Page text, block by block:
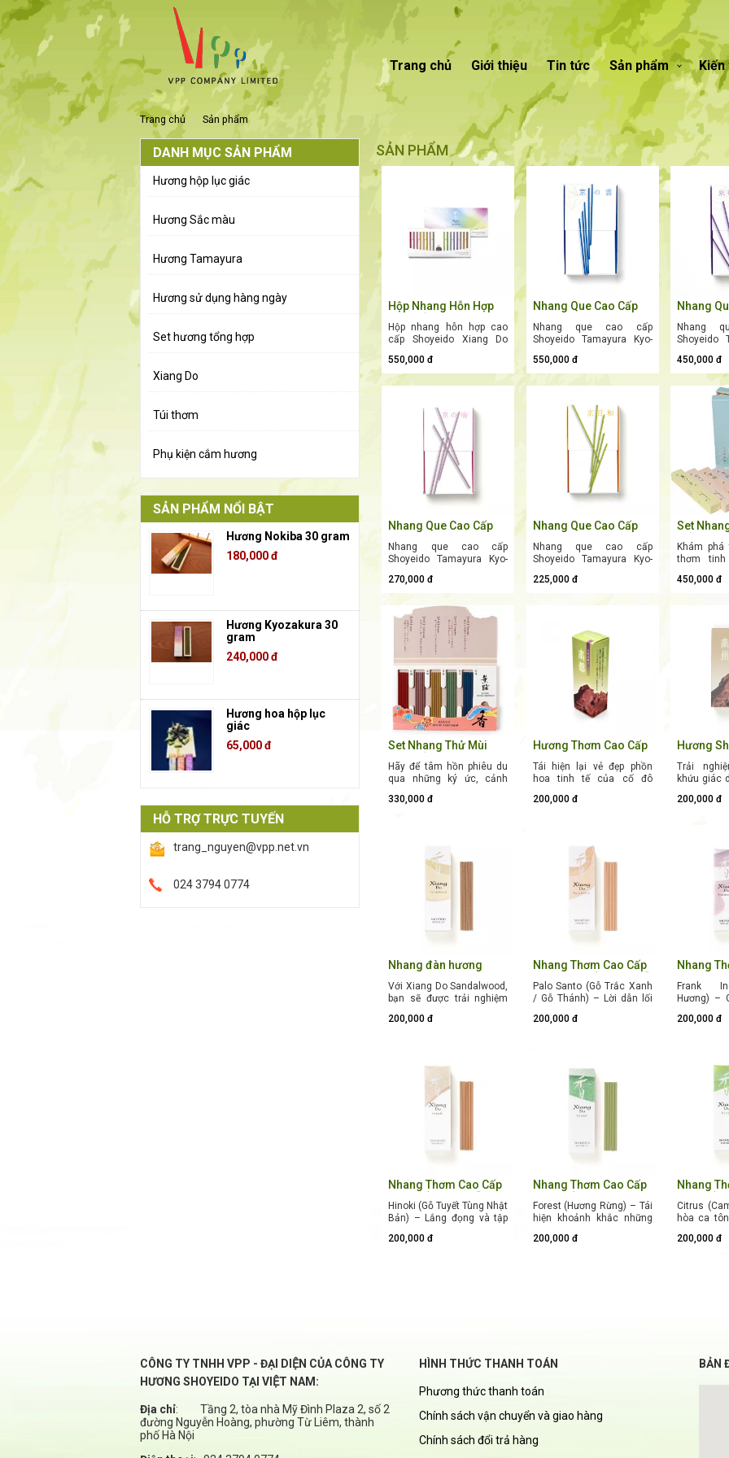
Trang chủ Giới thiệu Tin tức Sản phẩm Kiến
trang chủ sản phẩm
DANH MỤC SẢN PHẨM
Hương hộp lục giác
Hương Sắc màu
Hương Tamayura
Hương sử dụng hàng ngày
Set hương tổng hợp
Xiang Do
Túi thơm
Phụ kiện cắm hương
SẢN PHẨM NỔI BẬT
Hương Nokiba 30 gram
180,000 đ
Hương Kyozakura 30
gram
240,000 đ
Hương hoa hộp lục
giác
65,000 đ
HỖ TRỢ TRỰC TUYẾN
trang_nguyen@vpp.net.vn
024 3794 0774
SẢN PHẨM
Hộp Nhang Hỗn Hợp
Xiang Do Assortment
(32 Que) – Trải
Nghiệm 16 Mùi Hương
Thuần Khiết Từ Cố Đô
Kyoto
Hộp nhang hỗn hợp cao
cấp Shoyeido Xiang Do
sưu tập mùi hương độc
đáo mang tính đột phá
của thương hiệu Shoyeido
sản xuất hương trầm tự
nhiên lâu đời và uy tín
nhất Nhật Bản từ năm
1705. Được chế tác bằng
công nghệ "ép khuôn nén
độc quyền" (compression
molding), sản phẩm mang
lại bộ sưu tập hương thơm
thanh sạch, giúp thay đổi
không khí và đánh thức
mọi giác quan.
550,000 đ
Nhang Que Cao Cấp
Kyo-no-kumo (京の雲)
– Hương Trầm Chìm
Cố Đô Tĩnh Lặng, Sâu
Thẳm
Nhang que cao cấp
Shoyeido Tamayura Kyo-
bản cao cấp mang sắc
xanh dương thuộc dòng
sản phẩm nhang ít khói
hiệu Shoyeido nổi tiếng từ
Kyoto, Nhật Bản. Với nốt
hương chủ đạo từ trầm
chìm (Trầm
hương/Agarwood), sản
phẩm mô phỏng những
bóng mây lơ lửng, thanh
bình trên bầu trời cao của
gian thiền định tĩnh lặng
và sâu lắng nhất
550,000 đ
Nhang
Kyo-
さき) –
Mộc Tím
Phái, Thư
Nhang
Shoyeido
phiên bản
quý phái
phẩm
Smoke)
Kyoto,
kết hợp
nốt hương
mộc, sản
cảm giác
trọng và
cho tâm
450,000 đ
Nhang Que Cao Cấp
Kyo-no-ume (京の梅)
– Hương Hoa Mai Cố
Đô Ngọt Ngào, Thanh
Lịch
Nhang que cao cấp
Shoyeido Tamayura Kyo-
bản mang sắc hồng dịu
dàng thuộc dòng sản
phẩm nhang ít khói (Less
Smoke) của thương hiệu
Shoyeido lừng danh từ
Kyoto, Nhật Bản. Với
hương thơm ngọt ngào
phảng phất nét hoài cổ,
sản phẩm là lựa chọn
hoàn hảo để thanh lọc
không khí và mang lại
cảm giác thư thái tuyệt đối
cho không gian sống hiện
đại.
270,000 đ
Nhang Que Cao Cấp
Kyo-biyori (京日和) –
Hương Thơm Tươi Mát
Từ Cố Đô Kyoto
Nhang que cao cấp
Shoyeido Tamayura Kyo-
phẩm nhang đốt phòng (ít
khói) cao cấp đến từ
thương hiệu Shoyeido —
lâu đời với hơn 300 năm
lịch sử tại Kyoto, Nhật
Bản. Với thiết kế hộp giấy
tinh tế, mang tính thẩm
mỹ cao cùng hương thơm
thanh sạch, sản phẩm
mang lại không gian thư
giãn, an yên cho ngôi nhà
225,000 đ
Set
Mùi
Khám
thơm
thống
hương
(Best-
nhang
Shoyeido
nhang
pastel
sóng
nghiệm
lịch và là
vời dành
trọng
450,000 đ
Set Nhang Thử Mùi
Kunro Incense
Assortment (Nhiều
Mùi Hương)
Hãy để tâm hồn phiêu du
qua những ký ức, cảnh
của xứ sở Phù Tang cùng
Đường Hương Trầm" — một
bộ sưu tập nghệ thuật
được thiết kế dưới dạng
set thử mùi (sampler
case) tinh tế. Sản phẩm là
những ai muốn khám phá
trước khi chọn ra mùi
hương yêu thích nhất.
330,000 đ
Hương Thơm Cao Cấp
Road - Nanto (Hộp 20
Cây)
Tái hiện lại vẻ đẹp phồn
hoa tinh tế của cố đô
chân cuối cùng của Con
mang đến hương thơm
thanh tao của gỗ đàn
hương hảo hạng, hòa
cùng nét chấm phá huyền
bí từ thảo mộc phương
không khí và mang lại
200,000 đ
Hương
Nanshu
Bản Địa)
Trải
khứu giác
với
hương
tại Kyoto,
đến một
ấm áp và
từ các
phương
200,000 đ
Nhang đàn hương
Với Xiang Do Sandalwood,
bạn sẽ được trải nghiệm
tĩnh lặng nhờ làn hương
200,000 đ
Nhang Thơm Cao Cấp
Trắc Xanh)
Palo Santo (Gỗ Trắc Xanh
/ Gỗ Thánh) – Lời dẫn lối
của người Inca cổ đại. Làn
vốn được mệnh danh là
"loài cây của các vị thần".
200,000 đ
Nhang
Nhũ
Frank
Hương) –
làn
mịn
(powdery
200,000 đ
Nhang Thơm Cao Cấp
Tuyết Tùng Nhật Bản)
Hinoki (Gỗ Tuyết Tùng Nhật
Bản) – Lắng đọng và tập
như đang đứng giữa một
200,000 đ
Nhang Thơm Cao Cấp
Già)
Forest (Hương Rừng) – Tái
hiện khoảnh khắc những
qua vòm lá. Mang lại làn
200,000 đ
Nhang
Chanh)
Citrus
hòa ca
tươi mát,
200,000 đ
CÔNG TY TNHH VPP - ĐẠI DIỆN CỦA CÔNG TY
HƯƠNG SHOYEIDO TẠI VIỆT NAM:
Địa chỉ: Tầng 2, tòa nhà Mỹ Đình Plaza 2, số 2
đường Nguyễn Hoàng, phường Từ Liêm, thành
phố Hà Nội
HÌNH THỨC THANH TOÁN
Phương thức thanh toán
Chính sách vận chuyển và giao hàng
Chính sách đổi trả hàng
BẢN